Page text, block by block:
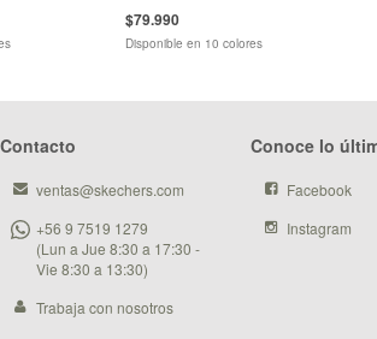
$79.990
Disponible en 10 colores
Contacto
ventas@skechers.com
+56 9 7519 1279
(Lun a Jue 8:30 a 17:30 -
Vie 8:30 a 13:30)
Trabaja con nosotros
Conoce lo
Facebook
Instagram